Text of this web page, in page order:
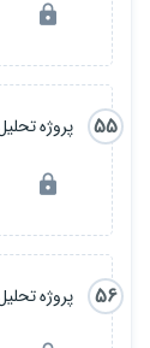
55 پروژه
56 پروژه